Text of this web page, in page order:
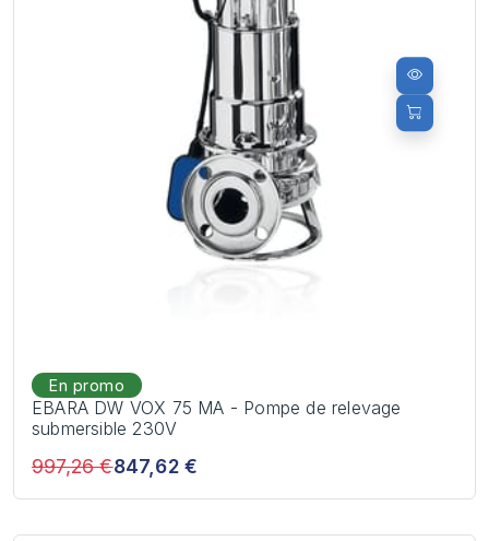
En promo
EBARA DW VOX 75 MA - Pompe de relevage
submersible 230V
997,26 €847,62 €